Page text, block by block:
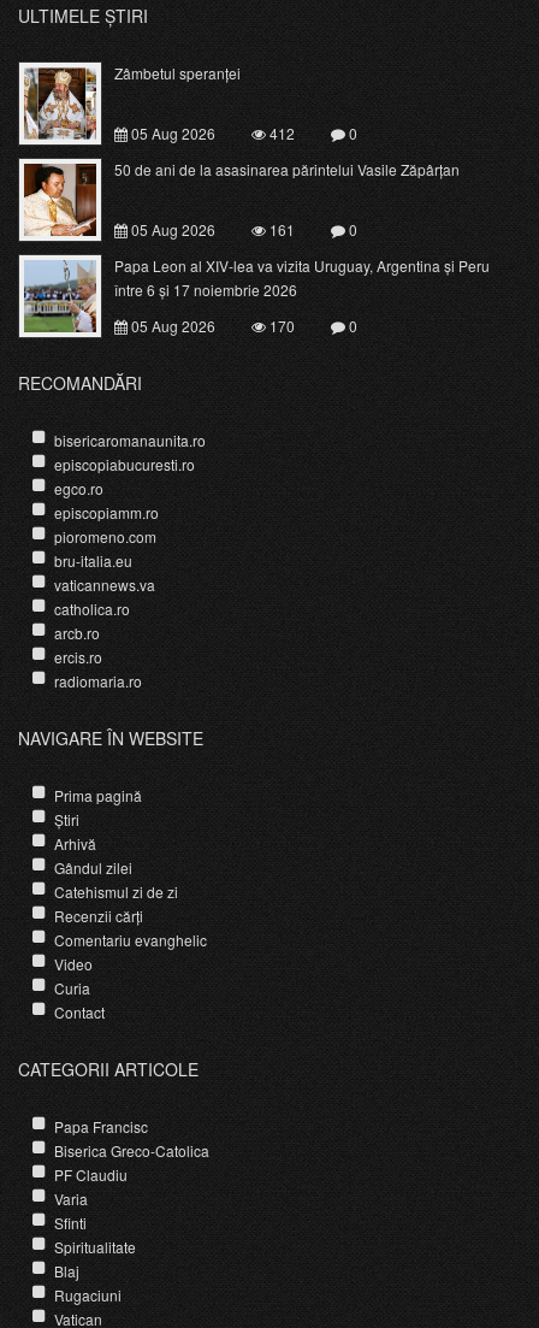
ULTIMELE ȘTIRI
Zâmbetul speranței
05 Aug 2026 412
0
50 de ani de la asasinarea părintelui Vasile Zăpârțan
05 Aug 2026 161
0
Papa Leon al XIV-lea va vizita Uruguay, Argentina și Peru
între 6 și 17 noiembrie 2026
05 Aug 2026
170 0
RECOMANDĂRI
bisericaromanaunita.ro
episcopiabucuresti.ro
egco.ro
episcopiamm.ro
pioromeno.com
bru-italia.eu
vaticannews.va
catholica.ro
arcb.ro
ercis.ro
radiomaria.ro
NAVIGARE ÎN WEBSITE
Prima pagină
Știri
Arhivă
Gândul zilei
Catehismul zi de zi
Recenzii cărți
Comentariu evanghelic
Video
Curia
Contact
CATEGORII ARTICOLE
Papa Francisc
Biserica Greco-Catolica
PF Claudiu
Varia
Sfinti
Spiritualitate
Blaj
Rugaciuni
Vatican